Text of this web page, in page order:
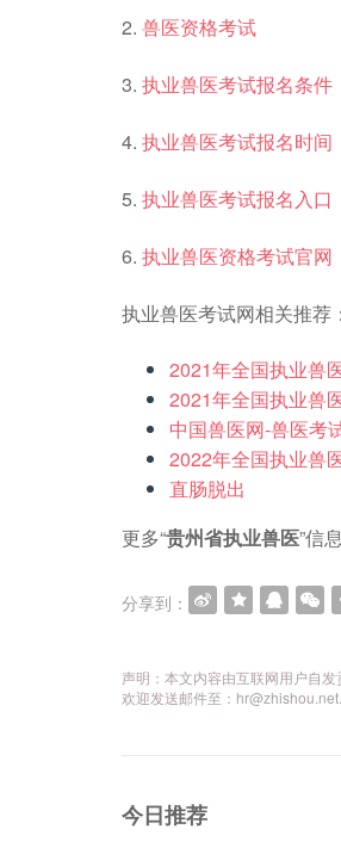
2. 兽医资格考试
3. 执业兽医考试报名条件
4. 执业兽医考试报名时间
5. 执业兽医考试报名入口
6. 执业兽医资格考试官网
执业兽医考试网相关推荐：
2021年全国执业兽
2021年全国执业兽
中国兽医网-兽医考
2022年全国执业兽
直肠脱出
更多“贵州省执业兽医”信
分享到：
声明：本文内容由互联网用户自
欢迎发送邮件至：
今日推荐